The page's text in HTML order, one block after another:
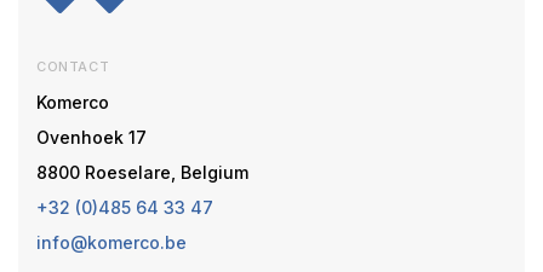
CONTACT
Komerco
Ovenhoek 17
8800 Roeselare, Belgium
+32 (0)485 64 33 47
info@komerco.be